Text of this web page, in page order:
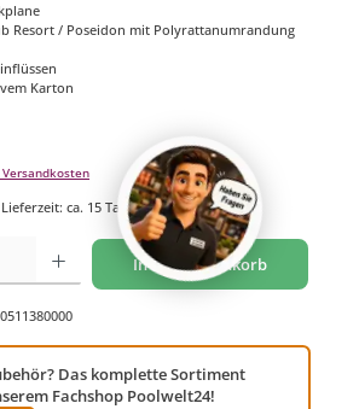
Resort / Poseidon mit Polyrattanumrandung
Karton
ca. 15 Tage
gewünschten Wert ein oder benutze die Schaltflächen um
In den Warenkorb
Das komplette Sortiment
Fachshop Poolwelt24!